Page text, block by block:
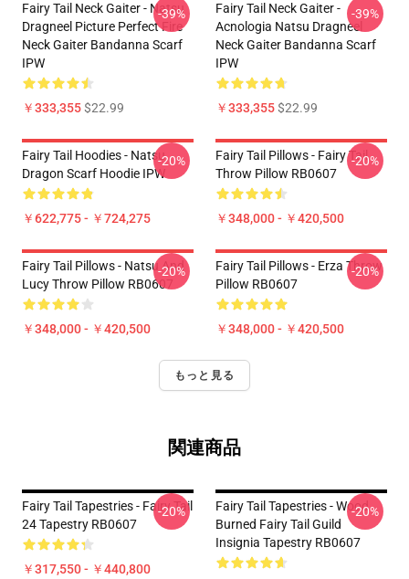
Fairy Tail Neck Gaiter - Natsu
Dragneel Picture Perfect Fire
Neck Gaiter Bandanna Scarf
IPW
￥333,355$22.99
-39%
Fairy Tail Neck Gaiter -
Acnologia Natsu Dragneel
Neck Gaiter Bandanna Scarf
IPW
￥333,355$22.99
-39%
Fairy Tail Hoodies - Natsu
Dragon Scarf Hoodie IPW
￥622,775 - ￥724,275
-20%
Fairy Tail Pillows - Fairy Tail
Throw Pillow RB0607
￥348,000 - ￥420,500
-20%
Fairy Tail Pillows - Natsu And
Lucy Throw Pillow RB0607
￥348,000 - ￥420,500
-20%
Fairy Tail Pillows - Erza Throw
Pillow RB0607
￥348,000 - ￥420,500
-20%
もっと見る
関連商品
Fairy Tail Tapestries - Fairy Tail
24 Tapestry RB0607
￥317,550 - ￥440,800
-20%
Fairy Tail Tapestries - Wood
Burned Fairy Tail Guild
Insignia Tapestry RB0607
-20%